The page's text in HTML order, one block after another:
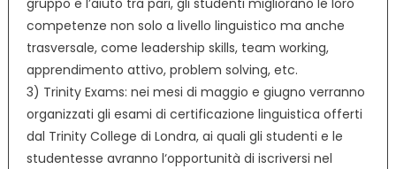
competenze non solo a livello linguistico ma anche
trasversale, come leadership skills, team working,
apprendimento attivo, problem solving, etc.
3) Trinity Exams: nei mesi di maggio e giugno verranno
organizzati gli esami di certificazione linguistica offerti
dal Trinity College di Londra, ai quali gli studenti e le
studentesse avranno l‘opportunità di iscriversi nel